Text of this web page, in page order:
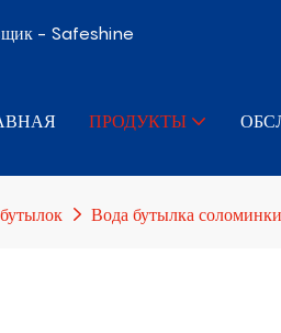
- Safeshine
ПРОДУКТЫ
Вода бутылка соломинки